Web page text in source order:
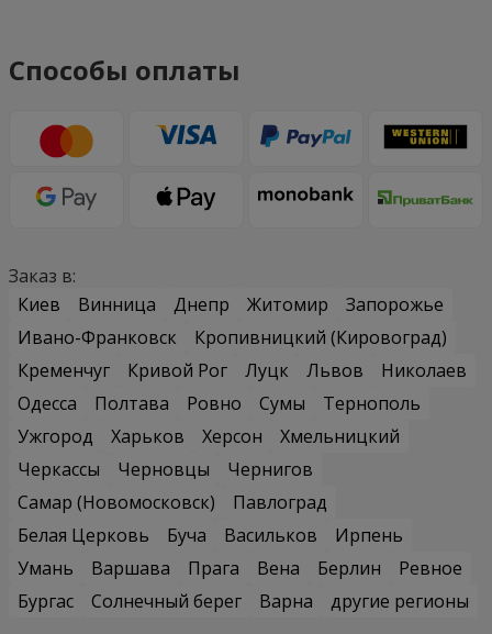
Способы оплаты
Заказ в:
Киев
Винница Днепр Житомир
Запорожье
Ивано-Франковск
Кропивницкий (Кировоград)
Кременчуг
Кривой Рог Луцк Львов
Николаев
Одесса
Полтава Ровно Сумы
Тернополь
Ужгород
Харьков Херсон
Хмельницкий
Черкассы
Черновцы
Чернигов
Самар (Новомосковск)
Павлоград
Белая Церковь
Буча Васильков
Ирпень
Умань
Варшава Прага Вена Берлин
Ревное
Бургас
Солнечный берег Варна
другие регионы